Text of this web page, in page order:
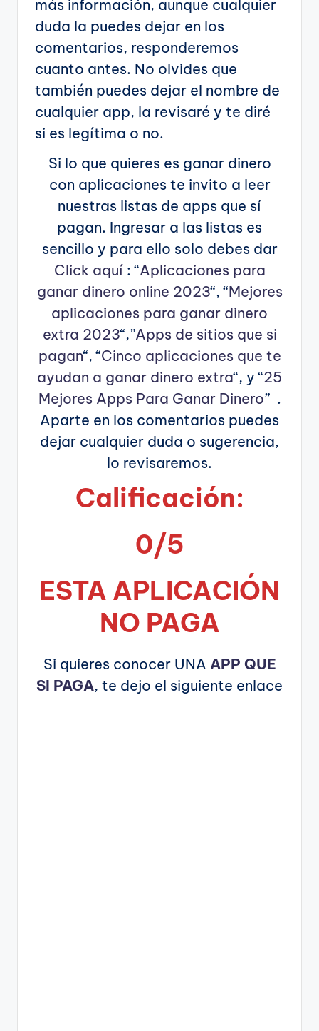
más información, aunque cualquier
duda la puedes dejar en los
comentarios, responderemos
cuanto antes. No olvides que
también puedes dejar el nombre de
cualquier app, la revisaré y te diré
si es legítima o no.
Si lo que quieres es ganar dinero
con aplicaciones te invito a leer
nuestras listas de apps que sí
pagan. Ingresar a las listas es
sencillo y para ello solo debes dar
Click aquí: “Aplicaciones para
ganar dinero online 2023“, “Mejores
aplicaciones para ganar dinero
extra 2023“,”Apps de sitios que si
pagan“, “Cinco aplicaciones que te
ayudan a ganar dinero extra“, y “25
Mejores Apps Para Ganar Dinero” .
Aparte en los comentarios puedes
dejar cualquier duda o sugerencia,
lo revisaremos.
Calificación:
0/5
ESTA APLICACIÓN
NO PAGA
Si quieres conocer UNA APP QUE
SI PAGA, te dejo el siguiente enlace